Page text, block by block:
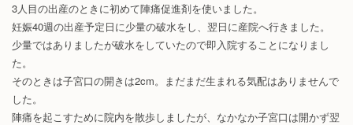
3人目の出産のときに初めて陣痛促進剤を使いました。
妊娠40週の出産予定日に少量の破水をし、翌日に産院へ行きました。
少量ではありましたが破水をしていたので即入院することになりまし
た。
そのときは子宮口の開きは2cm。まだまだ生まれる気配はありませんで
した。
陣痛を起こすために院内を散歩しましたが、なかなか子宮口は開かず翌